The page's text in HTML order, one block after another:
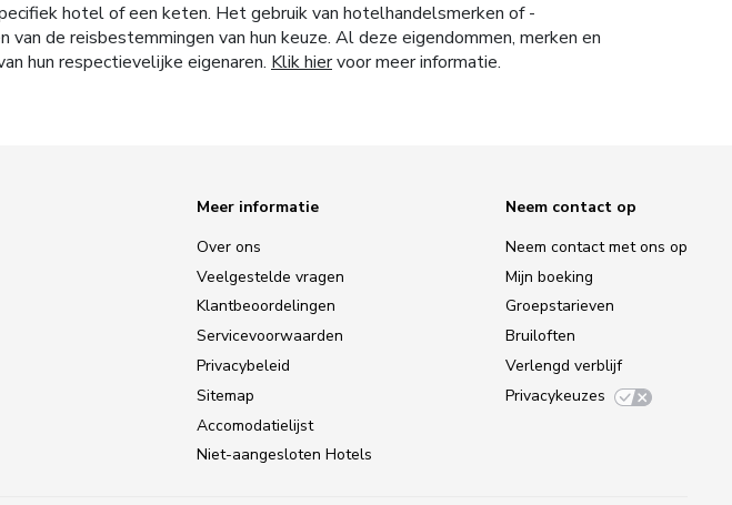
hotel of een keten. Het gebruik van hotelhandelsmerken of -
de reisbestemmingen van hun keuze. Al deze eigendommen, merken en
hun respectievelijke eigenaren. Klik hiervoor meer informatie.
Meer informatie
Over ons
Veelgestelde vragen
Klantbeoordelingen
Servicevoorwaarden
Privacybeleid
Sitemap
Accomodatielijst
Niet-aangesloten Hotels
Neem contact op
Neem contact met ons op
Mijn boeking
Groepstarieven
Bruiloften
Verlengd verblijf
Privacykeuzes